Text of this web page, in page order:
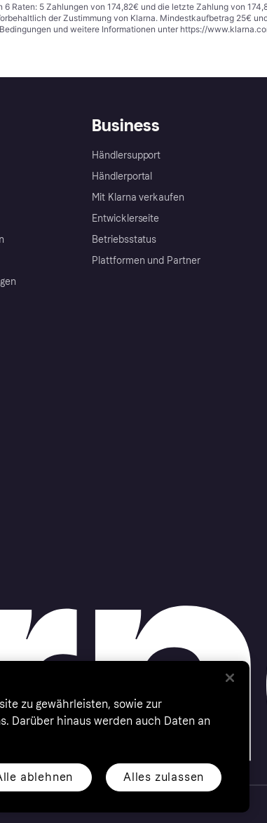
5 Zahlungen von 174,82€ und die letzte Zahlung von
der Zustimmung von Klarna. Mindestkaufbetrag 25€
und weitere Informationen unter https://
Business
Händlersupport
Händlerportal
Mit Klarna verkaufen
Entwicklerseite
Betriebsstatus
Plattformen und Partner
zu gewährleisten, sowie zur
Darüber hinaus werden auch Daten an
ablehnen Alles zulassen